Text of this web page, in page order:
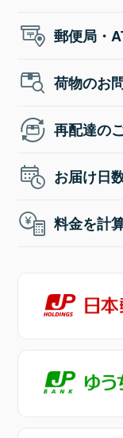
郵便局・
荷物のお
再配達の
お届け日
料金を計